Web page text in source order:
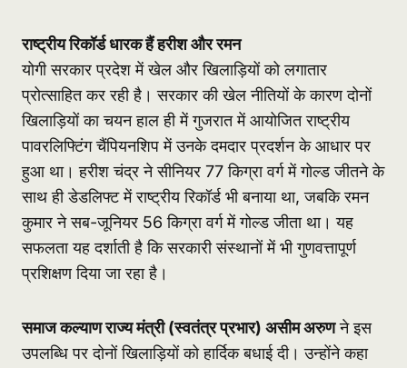
राष्ट्रीय रिकॉर्ड धारक हैं हरीश और रमन
योगी सरकार प्रदेश में खेल और खिलाड़ियों को लगातार
प्रोत्साहित कर रही है। सरकार की खेल नीतियों के कारण दोनों
खिलाड़ियों का चयन हाल ही में गुजरात में आयोजित राष्ट्रीय
पावरलिफ्टिंग चैंपियनशिप में उनके दमदार प्रदर्शन के आधार पर
हुआ था। हरीश चंद्र ने सीनियर 77 किग्रा वर्ग में गोल्ड जीतने के
साथ ही डेडलिफ्ट में राष्ट्रीय रिकॉर्ड भी बनाया था, जबकि रमन
कुमार ने सब-जूनियर 56 किग्रा वर्ग में गोल्ड जीता था। यह
सफलता यह दर्शाती है कि सरकारी संस्थानों में भी गुणवत्तापूर्ण
प्रशिक्षण दिया जा रहा है।
समाज कल्याण राज्य मंत्री (स्वतंत्र प्रभार) असीम अरुणने इस
उपलब्धि पर दोनों खिलाड़ियों को हार्दिक बधाई दी। उन्होंने कहा